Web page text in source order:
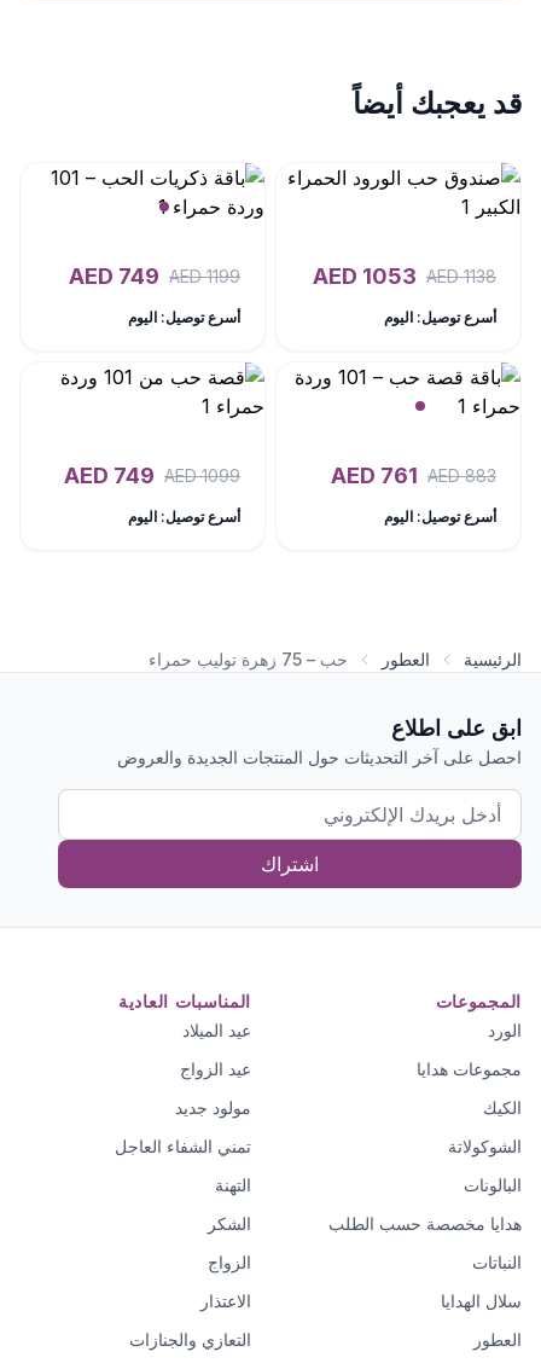
قد يعجبك أيضاً
1138
AED
1053
أسرع توصيل: اليوم
1199
AED
749
أسرع توصيل: اليوم
883
AED
761
أسرع توصيل: اليوم
1099
AED
749
أسرع توصيل: اليوم
الرئيسية العطور حب – 75 زهرة توليب حمراء
ابق على اطلاع
احصل على آخر التحديثات حول المنتجات الجديدة والعروض
اشتراك
المجموعات
الورد
مجموعات هدايا
الكيك
الشوكولاتة
البالونات
هدايا مخصصة حسب الطلب
النباتات
سلال الهدايا
العطور
المناسبات العادية
عيد الميلاد
عيد الزواج
مولود جديد
تمني الشفاء العاجل
التهنة
الشكر
الزواج
الاعتذار
التعازي والجنازات